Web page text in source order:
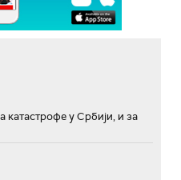
катастрофе у Србији, и за